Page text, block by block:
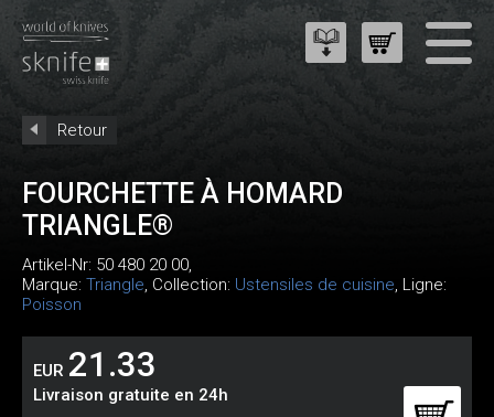
Retour
FOURCHETTE À HOMARD
TRIANGLE®
Artikel-Nr: 50 480 20 00,
Marque: Triangle, Collection: Ustensiles de cuisine, Ligne:
Poisson
EUR 21.33
Livraison gratuite en 24h